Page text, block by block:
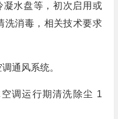
水盘等，初次启用或
洗消毒，相关技术要求
通风系统。
调运行期清洗除尘 1